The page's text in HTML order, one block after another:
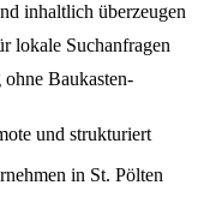
inhaltlich überzeugen
lokale Suchanfragen
Baukasten-
und strukturiert
in St. Pölten